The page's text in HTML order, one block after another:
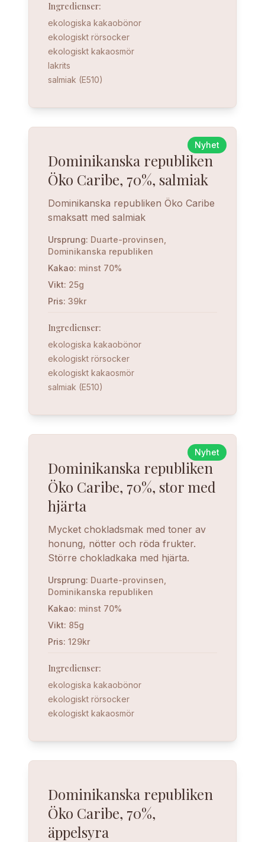
Ingredienser:
ekologiska kakaobönor
ekologiskt rörsocker
ekologiskt kakaosmör
lakrits
salmiak (E510)
Nyhet
Dominikanska republiken
Öko Caribe, 70%, salmiak
Dominikanska republiken Öko Caribe
smaksatt med salmiak
Ursprung: Duarte-provinsen,
Dominikanska republiken
Kakao: minst 70%
Vikt: 25g
Pris: 39kr
Ingredienser:
ekologiska kakaobönor
ekologiskt rörsocker
ekologiskt kakaosmör
salmiak (E510)
Nyhet
Dominikanska republiken
Öko Caribe, 70%, stor med
hjärta
Mycket chokladsmak med toner av
honung, nötter och röda frukter.
Större chokladkaka med hjärta.
Ursprung: Duarte-provinsen,
Dominikanska republiken
Kakao: minst 70%
Vikt: 85g
Pris: 129kr
Ingredienser:
ekologiska kakaobönor
ekologiskt rörsocker
ekologiskt kakaosmör
Dominikanska republiken
Öko Caribe, 70%,
äppelsyra